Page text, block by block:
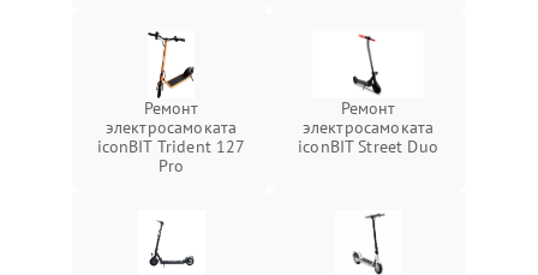
Ремонт
электросамоката
iconBIT Trident 127
Pro
Ремонт
электросамоката
iconBIT Street Duo